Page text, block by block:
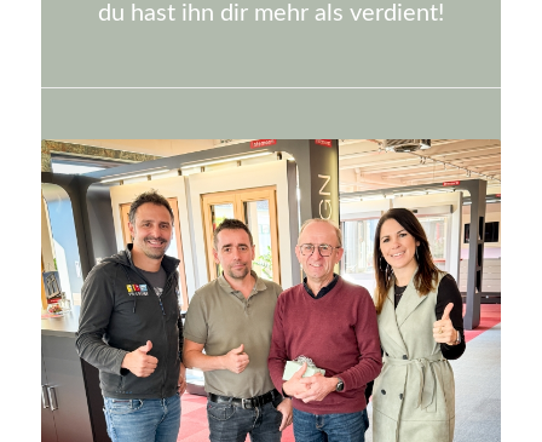
du hast ihn dir mehr als verdient!